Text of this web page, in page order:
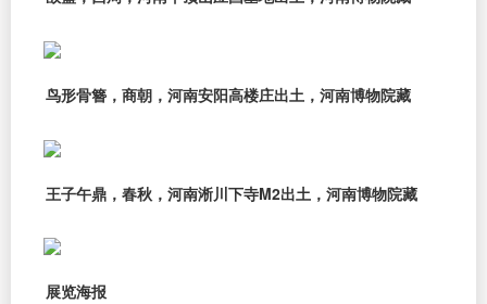
鸟形骨簪，商朝，河南安阳高楼庄出土，河南博物院藏
王子午鼎，春秋，河南淅川下寺M2出土，河南博物院藏
展览海报